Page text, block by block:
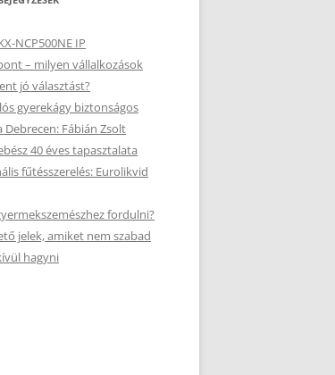
NCP500NE IP
– milyen vállalkozások
jó választást?
gyerekágy biztonságos
Debrecen: Fábián Zsolt
40 éves tapasztalata
fűtésszerelés: Eurolikvid
fordulni?
jelek, amiket nem szabad
hagyni